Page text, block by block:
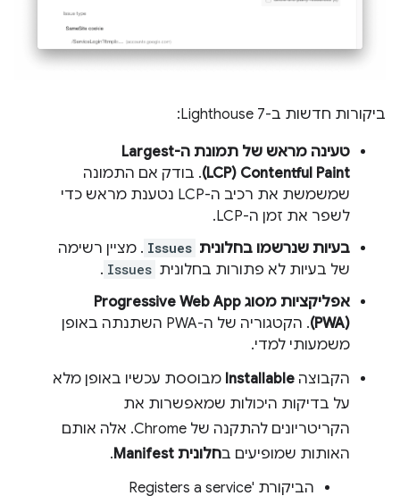
ביקורות חדשות ב-Lighthouse 7:
טעינה מראש של תמונת ה-Largest
Contentful Paint (‏LCP)
. בודק אם התמונה
שמשמשת את רכיב ה-LCP נטענת מראש כדי
לשפר את זמן ה-LCP.
בעיות שנרשמו בחלונית Issues . מציין רשימה
של בעיות לא פתורות בחלונית Issues
.
(PWA)
. הקטגוריה של ה-PWA השתנתה באופן
משמעותי למדי.
הקבוצה Installable מבוססת עכשיו באופן מלא
על בדיקות היכולות שמאפשרות את
הקריטריונים להתקנה של Chrome. אלה אותם
האותות שמופיעים בחלונית Manifest
.
הביקורת 'Registers a service